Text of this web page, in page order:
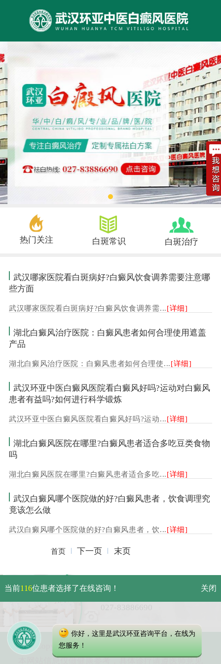
热门关注 白斑常识 白斑治疗
武汉哪家医院看白斑病好?白癜风饮食调养需要注意哪
些方面
武汉哪家医院看白斑病好?白癜风饮食调养需...[详细]
湖北白癜风治疗医院：白癜风患者如何合理使用遮盖
产品
湖北白癜风治疗医院：白癜风患者如何合理使...[详细]
武汉环亚中医白癜风医院看白癜风好吗?运动对白癜风
患者有益吗?如何进行科学锻炼
武汉环亚中医白癜风医院看白癜风好吗?运动...[详细]
湖北白癜风医院在哪里?白癜风患者适合多吃豆类食物
吗
湖北白癜风医院在哪里?白癜风患者适合多吃...[详细]
武汉白癜风哪个医院做的好?白癜风患者，饮食调理究
竟该怎么做
武汉白癜风哪个医院做的好?白癜风患者，饮...[详细]
首页 下一页 末页
武汉市硚口区解放大道479号
免费电话：
Copyright 2023 武汉环亚中医白癜风医院
本网站信息仅做健康参考，具体诊疗请遵医师意见
当前116位患者选择了在线咨询！ 关闭
你好，这里是武汉环亚咨询平台，在线为
您服务！